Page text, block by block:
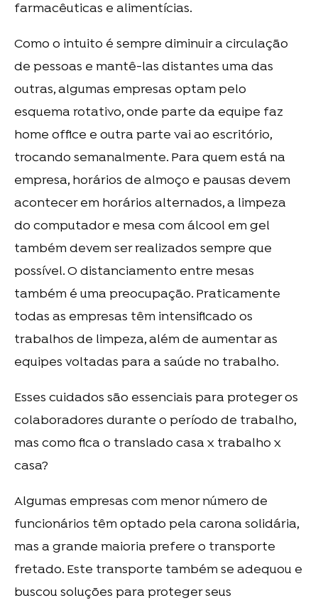
farmacêuticas e alimentícias.
Como o intuito é sempre diminuir a circulação
de pessoas e mantê-las distantes uma das
outras, algumas empresas optam pelo
esquema rotativo, onde parte da equipe faz
home office e outra parte vai ao escritório,
trocando semanalmente. Para quem está na
empresa, horários de almoço e pausas devem
acontecer em horários alternados, a limpeza
do computador e mesa com álcool em gel
também devem ser realizados sempre que
possível. O distanciamento entre mesas
também é uma preocupação. Praticamente
todas as empresas têm intensificado os
trabalhos de limpeza, além de aumentar as
equipes voltadas para a saúde no trabalho.
Esses cuidados são essenciais para proteger os
colaboradores durante o período de trabalho,
mas como fica o translado casa x trabalho x
casa?
Algumas empresas com menor número de
funcionários têm optado pela carona solidária,
mas a grande maioria prefere o transporte
fretado. Este transporte também se adequou e
buscou soluções para proteger seus